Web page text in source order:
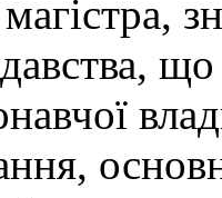
магістра,